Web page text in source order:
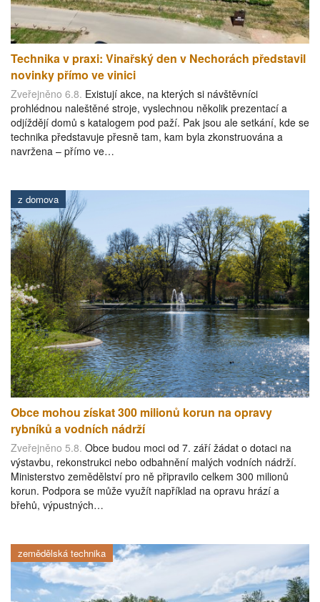
Technika v praxi: Vinařský den v Nechorách představil
novinky přímo ve vinici
Zveřejněno 6.8. Existují akce, na kterých si návštěvníci
prohlédnou naleštěné stroje, vyslechnou několik prezentací a
odjíždějí domů s katalogem pod paží. Pak jsou ale setkání, kde se
technika představuje přesně tam, kam byla zkonstruována a
navržena – přímo ve…
z domova
Obce mohou získat 300 milionů korun na opravy
rybníků a vodních nádrží
Zveřejněno 5.8. Obce budou moci od 7. září žádat o dotaci na
výstavbu, rekonstrukci nebo odbahnění malých vodních nádrží.
Ministerstvo zemědělství pro ně připravilo celkem 300 milionů
korun. Podpora se může využít například na opravu hrází a
břehů, výpustných…
zemědělská technika